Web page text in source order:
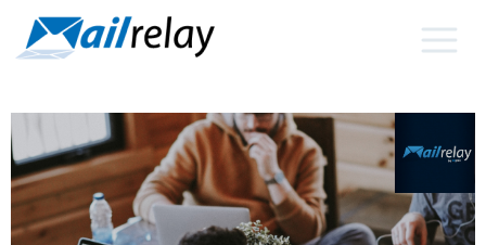
para